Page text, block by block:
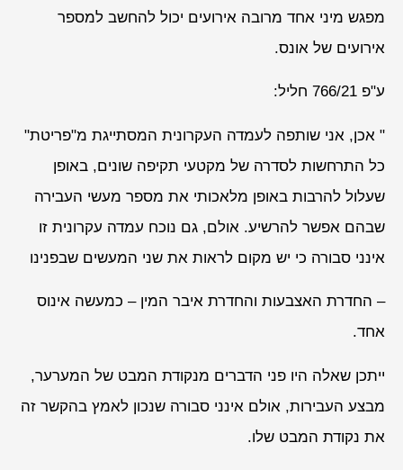
מפגש מיני אחד מרובה אירועים יכול להחשב למספר
אירועים של אונס.
ע"פ 766/21 חליל:
" אכן, אני שותפה לעמדה העקרונית המסתייגת מ"פריטת"
כל התרחשות לסדרה של מקטעי תקיפה שונים, באופן
שעלול להרבות באופן מלאכותי את מספר מעשי העבירה
שבהם אפשר להרשיע. אולם, גם נוכח עמדה עקרונית זו
אינני סבורה כי יש מקום לראות את שני המעשים שבפנינו
– החדרת האצבעות והחדרת איבר המין – כמעשה אינוס
אחד.
ייתכן שאלה היו פני הדברים מנקודת המבט של המערער,
מבצע העבירות, אולם אינני סבורה שנכון לאמץ בהקשר זה
את נקודת המבט שלו.